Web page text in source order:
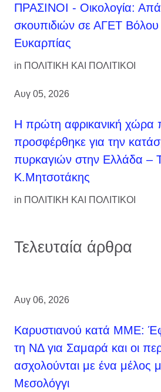
ΠΡΑΣΙΝΟΙ - Οικολογία:
σκουπιδιών σε ΑΓΕΤ Βόλου
Ευκαρπίας
in ΠΟΛΙΤΙΚΗ ΚΑΙ ΠΟΛΙΤΙΚΟΙ
Αυγ 05, 2026
Η πρώτη αφρικανική χώρα
προσφέρθηκε για την
πυρκαγιών στην Ελλάδα –
Κ.Μητσοτάκης
in ΠΟΛΙΤΙΚΗ ΚΑΙ ΠΟΛΙΤΙΚΟΙ
Τελευταία άρθρα
Αυγ 06, 2026
Καρυστιανού κατά ΜΜΕ:
τη ΝΔ για Σαμαρά και οι
ασχολούνται με ένα μέλος
Μεσολόγγι